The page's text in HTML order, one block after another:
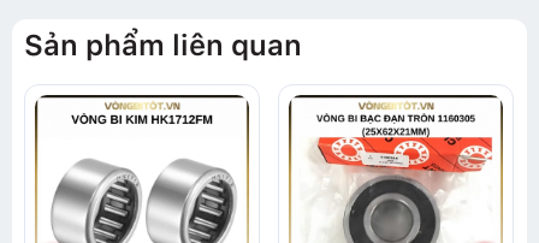
Sản phẩm liên quan